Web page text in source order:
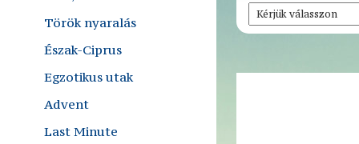
Török nyaralás
Észak-Ciprus
Egzotikus utak
Advent
Last Minute